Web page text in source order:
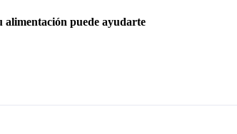
alimentación puede ayudarte